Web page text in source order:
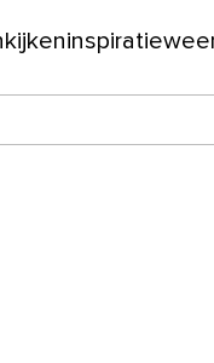
inspiratie